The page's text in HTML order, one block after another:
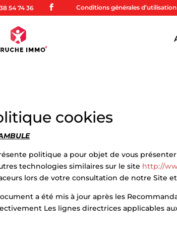
54 74 36 Conditions générales d’utilisation
cookies
politique a pour objet de vous
technologies similaires sur le site http://
lors de votre consultation de notre Site
a été mis à jour après les
Les lignes directrices applicables